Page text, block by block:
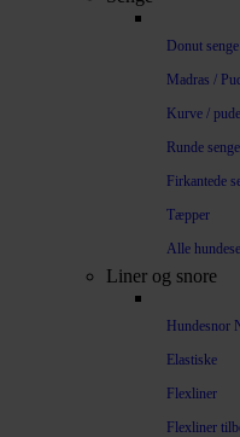
Donut senge
Madras /
Kurve /
Runde senge
Firkantede
Tæpper
Alle
Liner og snore
Hundesnor
Elastiske
Flexliner
Flexliner